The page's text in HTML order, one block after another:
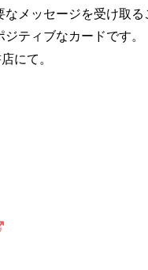
メッセージを受け取
ティブなカードです。
にて。